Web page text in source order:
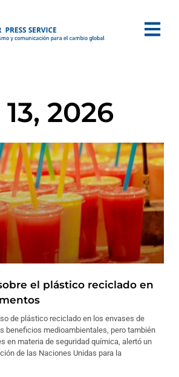
2026
el plástico reciclado en
de plástico reciclado en los envases de
beneficios medioambientales, pero también
en materia de seguridad química, alertó un
de las Naciones Unidas para la